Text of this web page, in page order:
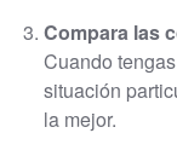
Compara las
Cuando
situación
la mejor.